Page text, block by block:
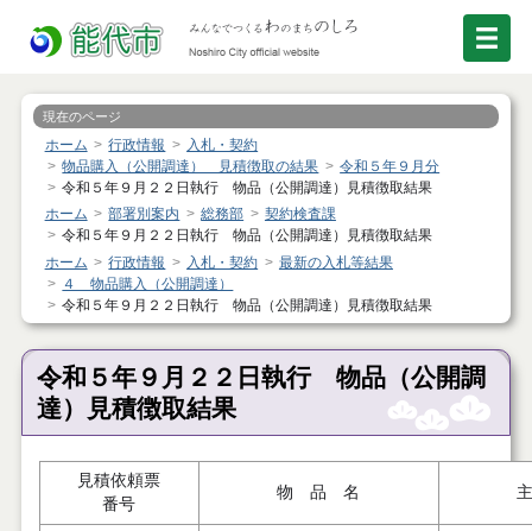
現在のページ
ホーム 行政情報
入札・契約
物品購入（公開調達） 見積徴取の結果
令和５年９月分
令和５年９月２２日執行 物品（公開調達）見積徴取結果
ホーム
部署別案内 総務部
契約検査課
令和５年９月２２日執行 物品（公開調達）見積徴取結果
ホーム
行政情報 入札・契約
最新の入札等結果
４ 物品購入（公開調達）
令和５年９月２２日執行 物品（公開調達）見積徴取結果
令和５年９月２２日執行 物品（公開調
達）見積徴取結果
見積依頼票
番号
物 品 名